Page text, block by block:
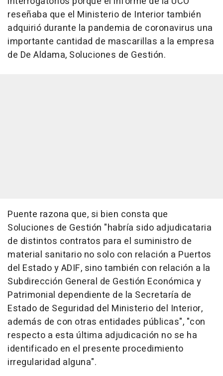
reseñaba que el Ministerio de Interior también
adquirió durante la pandemia de coronavirus una
importante cantidad de mascarillas a la empresa
de De Aldama, Soluciones de Gestión.
Puente razona que, si bien consta que
Soluciones de Gestión "habría sido adjudicataria
de distintos contratos para el suministro de
material sanitario no solo con relación a Puertos
del Estado y ADIF, sino también con relación a la
Subdirección General de Gestión Económica y
Patrimonial dependiente de la Secretaría de
Estado de Seguridad del Ministerio del Interior,
además de con otras entidades públicas", "con
respecto a esta última adjudicación no se ha
identificado en el presente procedimiento
irregularidad alguna".